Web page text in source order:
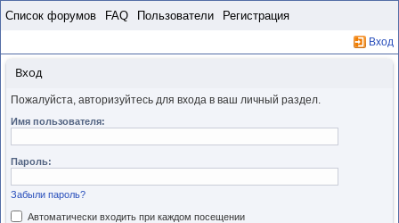
Список форумов FAQ Пользователи Регистрация
Вход
Вход
Пожалуйста, авторизуйтесь для входа в ваш личный раздел.
Имя пользователя:
Пароль:
Забыли пароль?
Автоматически входить при каждом посещении